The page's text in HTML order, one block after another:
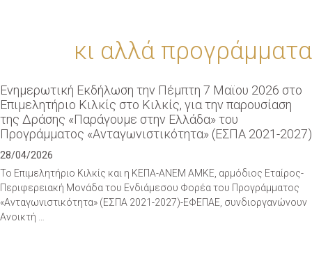
κι αλλά προγράμματα
Eνημερωτική Εκδήλωση την Πέμπτη 7 Μαϊου 2026 στο
Eπιμελητήριο Κιλκίς στο Κιλκίς, για την παρουσίαση
της Δράσης «Παράγουμε στην Ελλάδα» του
Προγράμματος «Ανταγωνιστικότητα» (ΕΣΠΑ 2021-2027)
28/04/2026
Το Επιμελητήριο Κιλκίς και η ΚΕΠΑ-ΑΝΕΜ ΑΜΚΕ, αρμόδιος Εταίρος-
Περιφερειακή Μονάδα του Ενδιάμεσου Φορέα του Προγράμματος
«Ανταγωνιστικότητα» (ΕΣΠΑ 2021-2027)-ΕΦΕΠΑΕ, συνδιοργανώνουν
Ανοικτή …